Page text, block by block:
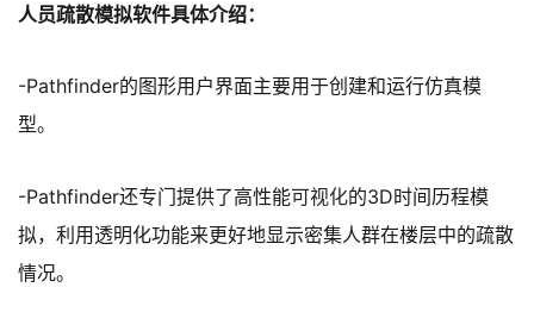
人员疏散模拟软件具体介绍：
-Pathfinder的图形用户界面主要用于创建和运行仿真模
型。
-Pathfinder还专门提供了高性能可视化的3D时间历程模
拟，利用透明化功能来更好地显示密集人群在楼层中的疏散
情况。